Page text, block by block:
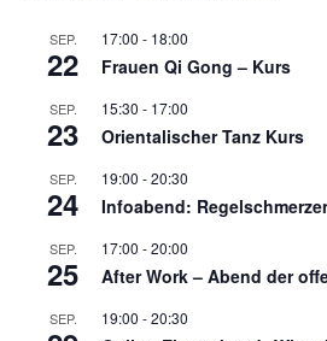
SEP.
22
17:00 - 18:00
Frauen Qi Gong – Kurs
SEP.
23
15:30 - 17:00
Orientalischer Tanz Kurs
SEP.
24
19:00 -20:30
Infoabend:
SEP.
25
17:00 -20:00
After Work – Abend der
SEP. 19:00 -20:30